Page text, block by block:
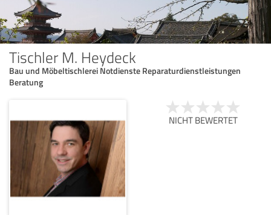
Tischler M. Heydeck
Bau und Möbeltischlerei Notdienste Reparaturdienstleistungen
Beratung
NICHT BEWERTET